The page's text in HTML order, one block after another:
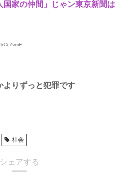
国家の仲間」じゃン東京新聞は
よりずっと犯罪です
社会
シェアする